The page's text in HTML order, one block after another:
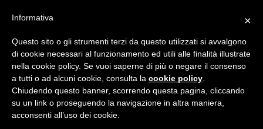
BROWSE TAG
oreste lionello
La volta in cui Woody Allen
ricordò Oreste Lionello:
«Mi ha reso un eroe in Italia»
×
Informativa
Questo sito o gli strumenti terzi da questo utilizzati si avvalgono
di cookie necessari al funzionamento ed utili alle finalità illustrate
nella cookie policy. Se vuoi saperne di più o negare il consenso
a tutti o ad alcuni cookie, consulta la cookie policy
Chiudendo questo banner, scorrendo questa pagina, cliccando
su un link o proseguendo la navigazione in altra maniera,
acconsenti all’uso dei cookie.